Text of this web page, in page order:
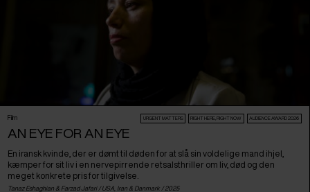
Film URGENT MATTERS RIGHT HERE, RIGHT NOW AUDIENCE AWARD 2026
AN EYE FOR AN EYE
En iransk kvinde, der er dømt til døden for at slå sin voldelige mand ihjel,
kæmper for sit liv i en nervepirrende retsalsthriller om liv, død og den
meget konkrete pris for tilgivelse.
Tanaz Eshaghian & Farzad Jafari / USA Iran & Danmark / 2025